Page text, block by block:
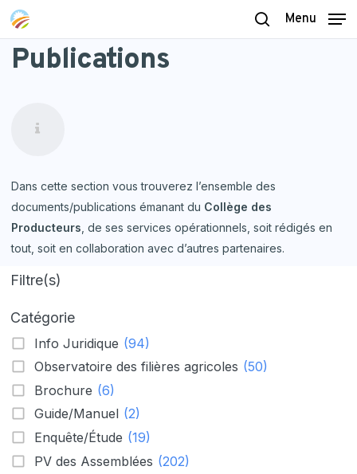
Skip
main
content
search
Menu
Publications
Dans cette section vous trouverez l’ensemble des
documents/publications émanant du Collège des
Producteurs , de ses services opérationnels, soit rédigés en
tout, soit en collaboration avec d’autres partenaires.
Filtre(s)
Catégorie
Info Juridique (94)
Observatoire des filières agricoles (50)
Brochure (6)
Guide/Manuel (2)
Enquête/Étude (19)
PV des Assemblées (202)